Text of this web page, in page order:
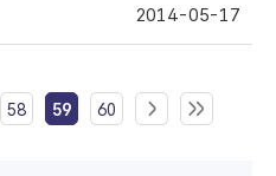
2014-05-17
58 59 60